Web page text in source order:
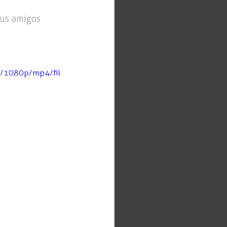
amigos
1080p/mp4/fil